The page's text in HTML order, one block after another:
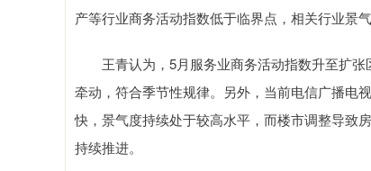
产等行业商务活动指数低于临界点，相关行业景气
王青认为，5月服务业商务活动指数升至扩张
牵动，符合季节性规律。另外，当前电信广播电
快，景气度持续处于较高水平，而楼市调整导致
持续推进。